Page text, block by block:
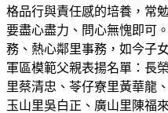
格品行與責任感的培養，常
要盡心盡力、問心無愧即可
務、熱心鄰里事務，如今子
軍區模範父親表揚名單：長
里蔡清忠、苓仔寮里黃華龍
玉山里吳白正、廣山里陳福